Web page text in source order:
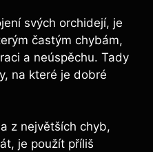
svých orchidejí, ‍je‌
častým chybám,
⁤a⁣ neúspěchu. Tady
na které je dobré
z‌ největších chyb,
je ‍použít příliš‌